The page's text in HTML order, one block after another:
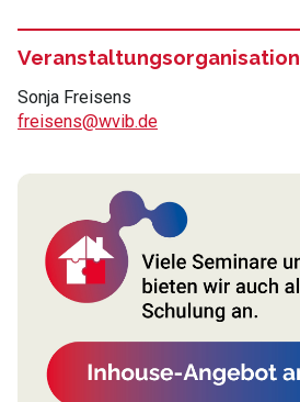
Veranstaltungsorganisation
Sonja Freisens
freisens@wvib.de